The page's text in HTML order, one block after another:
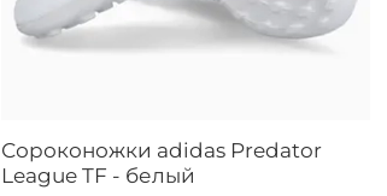
Сороконожки adidas Predator
League TF - белый